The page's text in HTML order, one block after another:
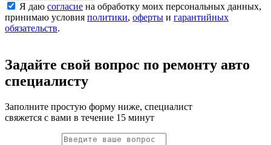
Я даю согласие на обработку моих персональных данных,
принимаю условия политики, оферты и гарантийных
обязательств.
Задайте свой вопрос по ремонту авто
специалисту
Заполните простую форму ниже, специалист
свяжется с вами в течение 15 минут